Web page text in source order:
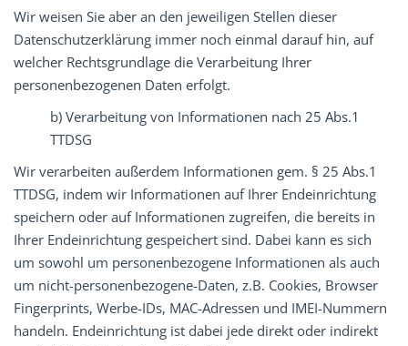
Wir weisen Sie aber an den jeweiligen Stellen dieser
Datenschutzerklärung immer noch einmal darauf hin, auf
welcher Rechtsgrundlage die Verarbeitung Ihrer
personenbezogenen Daten erfolgt.
b) Verarbeitung von Informationen nach 25 Abs.1
TTDSG
Wir verarbeiten außerdem Informationen gem. § 25 Abs.1
TTDSG, indem wir Informationen auf Ihrer Endeinrichtung
speichern oder auf Informationen zugreifen, die bereits in
Ihrer Endeinrichtung gespeichert sind. Dabei kann es sich
um sowohl um personenbezogene Informationen als auch
um nicht-personenbezogene-Daten, z.B. Cookies, Browser
Fingerprints, Werbe-IDs, MAC-Adressen und IMEI-Nummern
handeln. Endeinrichtung ist dabei jede direkt oder indirekt